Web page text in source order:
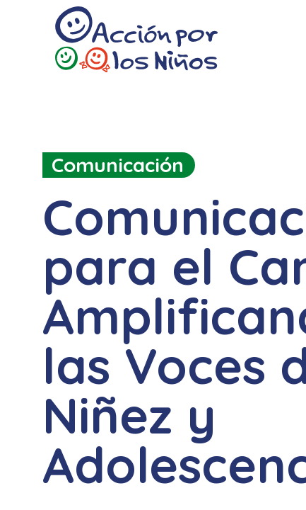
Comunicación
para el
las Voces
Niñez y